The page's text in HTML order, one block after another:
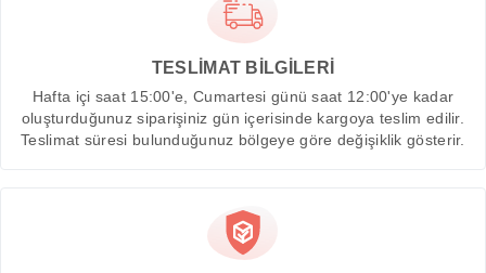
TESLİMAT BİLGİLERİ
Hafta içi saat 15:00'e, Cumartesi günü saat 12:00'ye kadar
oluşturduğunuz siparişiniz gün içerisinde kargoya teslim edilir.
Teslimat süresi bulunduğunuz bölgeye göre değişiklik gösterir.